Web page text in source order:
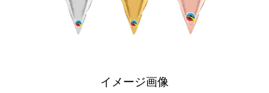
イメージ画像